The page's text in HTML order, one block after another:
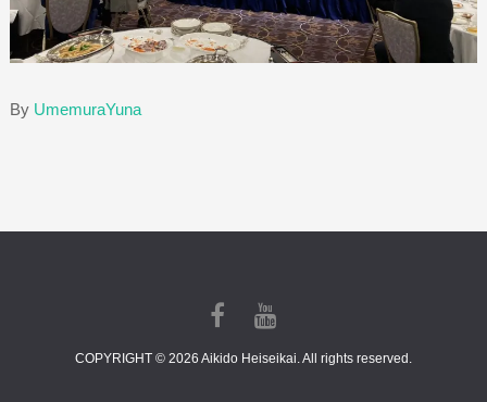
By UmemuraYuna
COPYRIGHT © 2026 Aikido Heiseikai. All rights reserved.